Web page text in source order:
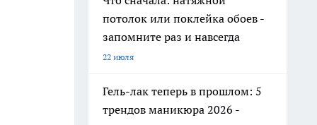
потолок или поклейка обоев -
запомните раз и навсегда
22 июля
Гель-лак теперь в прошлом: 5
трендов маникюра 2026 -